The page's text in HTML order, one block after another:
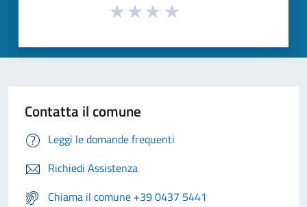
Contatta il comune
Leggi le domande frequenti
Richiedi Assistenza
Chiama il comune +39 0437 5441